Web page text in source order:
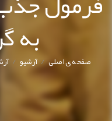
به
صفحه ی اصلی/آرشیو/